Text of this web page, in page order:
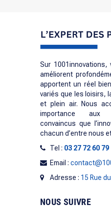
Sur
améliorent
apportent un réel
variés que les loisirs,
et plein air. Nous
importance aux
convaincus que
chacun d’entre nous
Tel : 03 27 72 60 79
Email :
Adresse : 15 Rue
NOUS SUIVRE